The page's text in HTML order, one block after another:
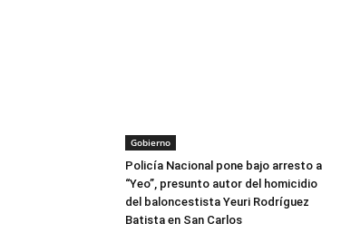
Gobierno
Policía Nacional pone bajo arresto a
“Yeo”, presunto autor del homicidio
del baloncestista Yeuri Rodríguez
Batista en San Carlos